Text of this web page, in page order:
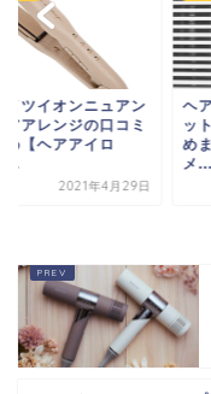
イツイオンニュアン
アアレンジの口コミ
め【ヘアアイロ
...
2021年4月29日
ヘ
ッ
め
メ...